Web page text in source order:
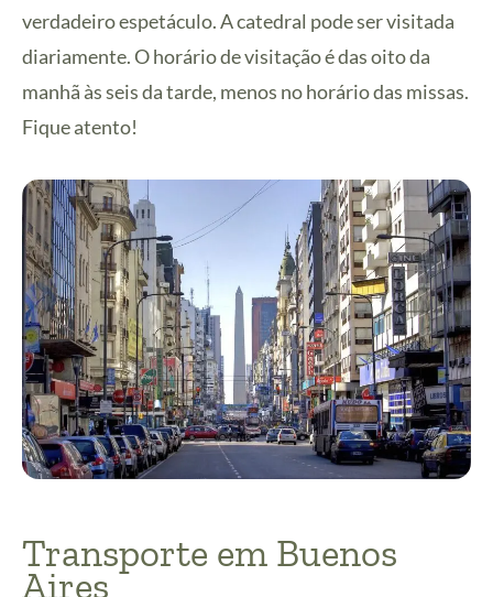
verdadeiro espetáculo. A catedral pode ser visitada
diariamente. O horário de visitação é das oito da
manhã às seis da tarde, menos no horário das missas.
Fique atento!
Transporte em Buenos
Aires